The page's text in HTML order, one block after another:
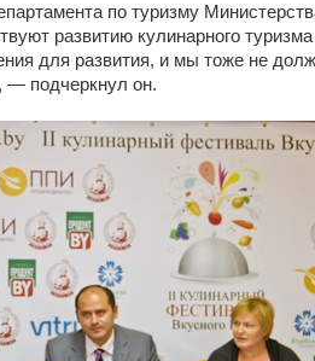
по туризму
развитию кулинарного
для развития, и мы тоже не
— подчеркнул он.